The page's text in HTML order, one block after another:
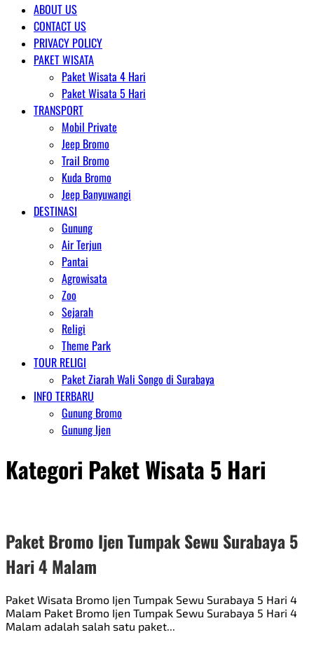
ABOUT US
CONTACT US
PRIVACY POLICY
PAKET WISATA
Paket Wisata 4 Hari
Paket Wisata 5 Hari
TRANSPORT
Mobil Private
Jeep Bromo
Trail Bromo
Kuda Bromo
Jeep Banyuwangi
DESTINASI
Gunung
Air Terjun
Pantai
Agrowisata
Zoo
Sejarah
Religi
Theme Park
TOUR RELIGI
Paket Ziarah Wali Songo di Surabaya
INFO TERBARU
Gunung Bromo
Gunung Ijen
Kategori Paket Wisata 5 Hari
Paket Bromo Ijen Tumpak Sewu Surabaya 5
Hari 4 Malam
Paket Wisata Bromo Ijen Tumpak Sewu Surabaya 5 Hari 4
Malam Paket Bromo Ijen Tumpak Sewu Surabaya 5 Hari 4
Malam adalah salah satu paket...